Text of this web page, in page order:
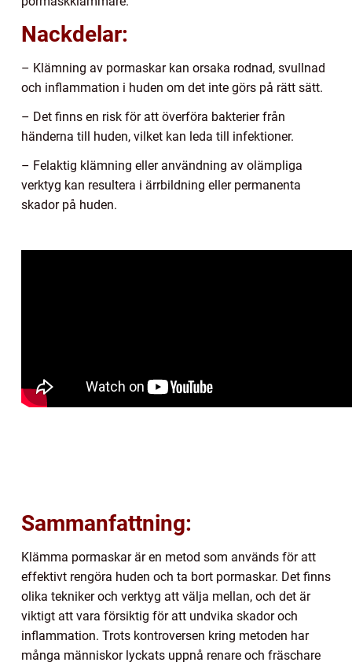
Nackdelar:
– Klämning av pormaskar kan orsaka rodnad, svullnad
och inflammation i huden om det inte görs på rätt sätt.
– Det finns en risk för att överföra bakterier från
händerna till huden, vilket kan leda till infektioner.
– Felaktig klämning eller användning av olämpliga
verktyg kan resultera i ärrbildning eller permanenta
skador på huden.
Sammanfattning:
Klämma pormaskar är en metod som används för att
effektivt rengöra huden och ta bort pormaskar. Det finns
olika tekniker och verktyg att välja mellan, och det är
viktigt att vara försiktig för att undvika skador och
inflammation. Trots kontroversen kring metoden har
många människor lyckats uppnå renare och fräschare